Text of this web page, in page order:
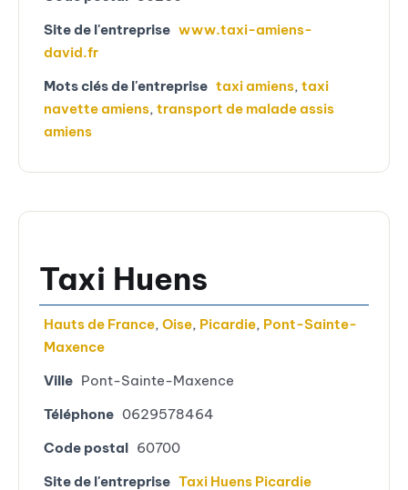
Site de l'entreprise www.taxi-amiens-
david.fr
Mots clés de l'entreprise taxi amiens, taxi
navette amiens, transport de malade assis
amiens
Taxi Huens
Hauts de France, Oise, Picardie, Pont-Sainte-
Maxence
Ville Pont-Sainte-Maxence
Téléphone 0629578464
Code postal 60700
Site de l'entreprise Taxi Huens Picardie